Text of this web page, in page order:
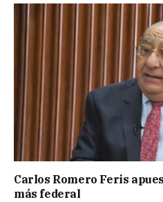
Carlos Romero Feris
más federal